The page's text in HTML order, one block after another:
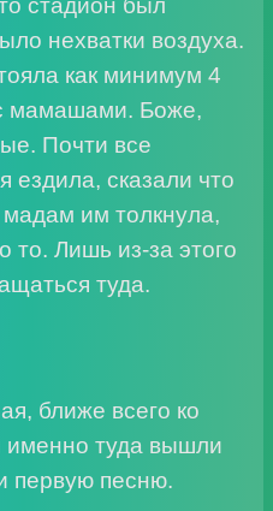
нехватки воздуха.
как минимум 4
мамашами. Боже,
Почти все
ездила, сказали что
им толкнула,
то. Лишь из-за этого
туда.
ближе всего ко
туда вышли
первую песню.